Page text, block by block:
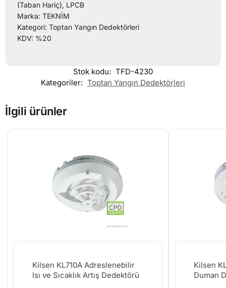
(Taban Hariç), LPCB
Marka: TEKNİM
Kategori: Toptan Yangın Dedektörleri
KDV: %20
Stok kodu: TFD-4230
Kategoriler: Toptan Yangın Dedektörleri
İlgili ürünler
Kilsen KL710A Adreslenebilir
Isı ve Sıcaklık Artış Dedektörü
Kilsen
Duman